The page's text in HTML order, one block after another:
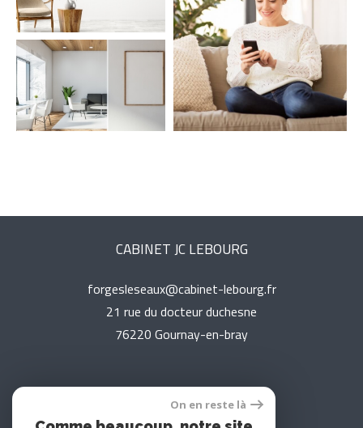
CABINET JC LEBOURG
forgesleseaux@cabinet-lebourg.fr
21 rue du docteur duchesne
76220
gournay-en-bray
Adhérents
On en reste là
AFFINER LES CRITÈRES
Terrasse Piscine
FILTRER PAR
RECHERCHER